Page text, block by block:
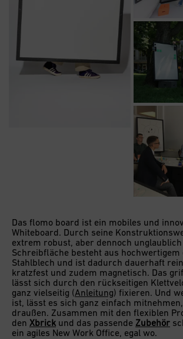
Das flomo board ist ein mobiles und
Whiteboard. Durch seine
extrem robust, aber dennoch
Schreibfläche besteht aus
Stahlblech und ist dadurch dauerhaft
kratzfest und zudem magnetisch. Das
lässt sich durch den rückseitigen
ganz vielseitig (Anleitung) fixieren. Und
ist, lässt es sich ganz einfach
draußen. Zusammen mit den flexiblen
den Xbrick und das passende Zubehör
ein agiles New Work Office, egal wo.